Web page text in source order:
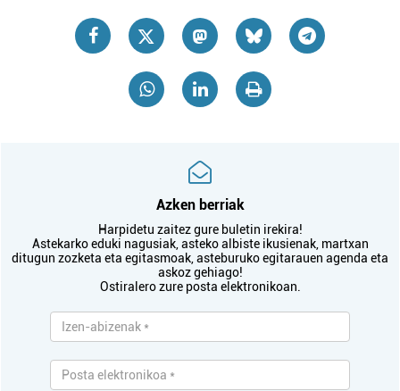
Azken berriak
Harpidetu zaitez gure buletin irekira!
Astekarko eduki nagusiak, asteko albiste ikusienak, martxan
ditugun zozketa eta egitasmoak, asteburuko egitarauen agenda eta
askoz gehiago!
Ostiralero zure posta elektronikoan.